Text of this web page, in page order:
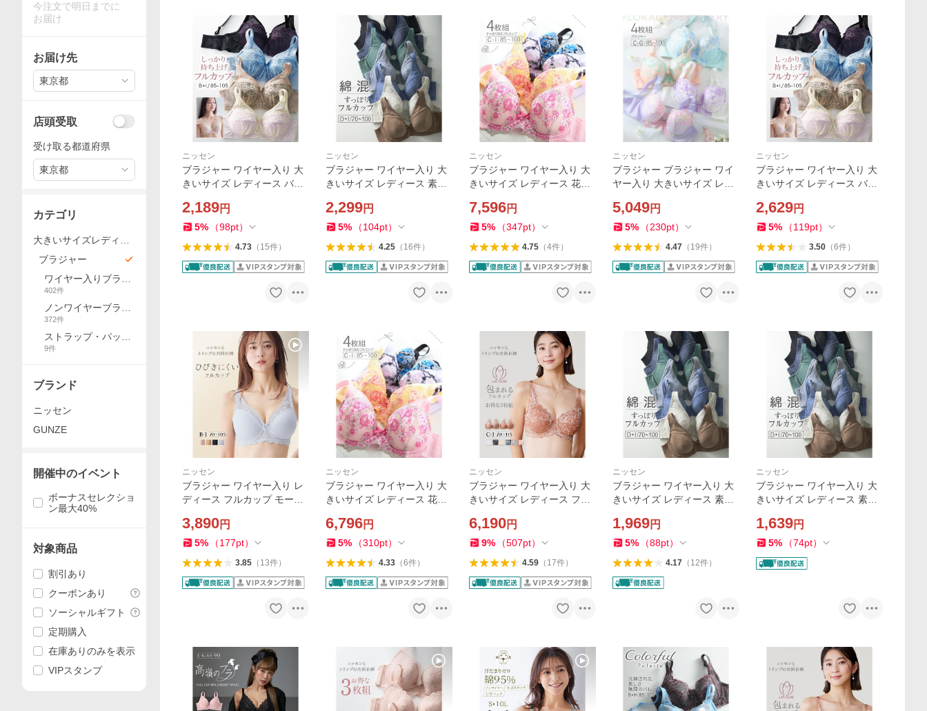
ニッセン
ブラジャー ワイヤー入り 大
きいサイズ レディース バス
プ 編みレースタイプ E85〜F
105 ニッセン nissen
2,189円
5% （98pt）
4.73（ 15件）
ニッセン
ブラジャー ワイヤー入り 大
きいサイズ レディース 素肌
E85〜F100 ニッセン nissen
2,299円
5% （104pt）
4.25（ 16件）
ニッセン
ブラジャー ワイヤー入り 大
きいサイズ レディース 花柄
ップ 4枚組 E85〜F100 ニッ
セン nissen
7,596円
5% （347pt）
4.75（4件）
ニッセン
ブラジャー ブラジャー ワイ
ヤー入り 大きいサイズ レデ
85〜F100 ニッセン nissen
5,049円
5% （230pt）
4.47（ 19件）
ニッセン
ブラジャー ワイヤー入り 大
きいサイズ レディース バス
プ 編みレースタイプ G85〜
H100 ニッセン nissen
2,629円
5% （119pt）
3.50（6件）
ニッセン
ブラジャー ワイヤー入り レ
ディース フルカップ モール
ニッセン nissen
3,890円
5% （177pt）
3.85（ 13件）
ニッセン
ブラジャー ワイヤー入り 大
きいサイズ レディース 花柄
ップ 4枚組 C85〜D95 ニッセ
ン nissen
6,796円
5% （310pt）
4.33（6件）
ニッセン
ブラジャー ワイヤー入り 大
きいサイズ レディース フル
トリンプ ) ニッセン nissen
6,190円
9% （507pt）
4.59（ 17件）
ニッセン
ブラジャー ワイヤー入り 大
きいサイズ レディース 素肌
D85〜F80 ニッセン nissen
1,969円
5% （88pt）
4.17（ 12件）
ニッセン
ブラジャー ワイヤー入り 大
きいサイズ レディース 素肌
D70/D75/D80 ニッセン nisse
n
1,639円
5% （74pt）
今注文で明日までに
お届け
お届け先
東京都
店頭受取
受け取る都道府県
東京都
カテゴリ
大きいサイズレディー
ブラジャー
ワイヤー入りブラジ
ャー
402件
ノンワイヤーブラジ
ャー
372件
ストラップ・パッ
ト・ブラ周辺小物
9件
ブランド
ニッセン
GUNZE
開催中のイベント
ボーナスセレクショ
ン最大40%
対象商品
割引あり
クーポンあり
ソーシャルギフト
定期購入
在庫ありのみを表示
VIPスタンプ